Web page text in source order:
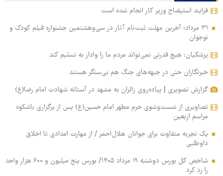
فرایند استیضاح وزیر کار انجام شده است
۳۱ مرداد؛ آخرین مهلت ثبت‌نام آثار در سی‌وهشتمین جشنواره فیلم کودک و
نوجوان
پزشکیان: هیچ قدرتی نمی‌تواند مردم ما را وادار به تسلیم کند
خبرنگاران حتی در جبهه‌های جنگ هم بی‌سنگر هستند
گزارش تصویری | پیاده‌روی زائران به مشهد در آستانه شهادت امام رضا(ع)
تصاویری از شست‌وشوی حرم مطهر امام حسین(ع) پس از برگزاری باشکوه
مراسم اربعین
یک تجربه متفاوت برای جوانان هلال‌احمر / از مهارت امدادی تا اخلاق
داوطلبی
شاخص کل بورس دوشنبه ۱۹ مرداد ۱۴۰۵/ بورس پنج میلیون و ۶۰۰ هزار واحد
را رد کرد